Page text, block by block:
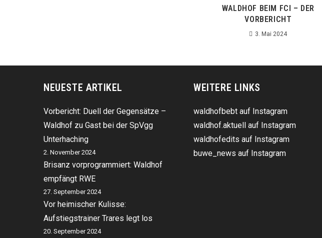
WALDHOF BEIM FCI – DER
VORBERICHT
3. Mai 2024
NEUESTE ARTIKEL
Vorbericht: Duell der Gegensätze –
Waldhof zu Gast bei der SpVgg
Unterhaching
2. November 2024
Brisanz vorprogrammiert: Waldhof
empfängt RWE
27. September 2024
Vor heimischer Kulisse:
Aufstiegstrainer Trares legt los
20. September 2024
WEITERE LINKS
waldhofbebt auf Instagram
waldhof.aktuell auf Instagram
waldhofedits auf Instagram
buwe_news auf Instagram